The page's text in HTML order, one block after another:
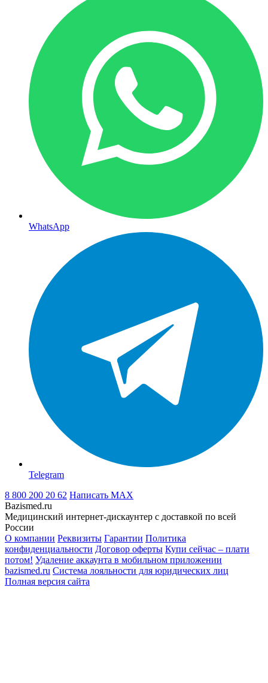
WhatsApp
Telegram
8 800 200 20 62 Написать MAX
Bazismed.ru
Медицинский интернет-дискаунтер с доставкой по всей
России
О компании Реквизиты Гарантии Политика
конфиденциальности Договор оферты Купи сейчас – плати
потом! Удаление аккаунта в мобильном приложении
bazismed.ru Система лояльности для юридических лиц
Полная версия сайта